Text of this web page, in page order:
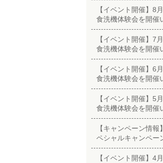
【イベント開催】8
食洗機体験会を開催
【イベント開催】7
食洗機体験会を開催
【イベント開催】6
食洗機体験会を開催
【イベント開催】5
食洗機体験会を開催
【キャンペーン情報
ペシャルキャンペー
【イベント開催】4